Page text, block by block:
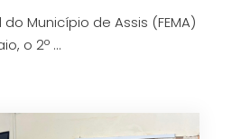
Município de Assis (FEMA)
o 2º ...